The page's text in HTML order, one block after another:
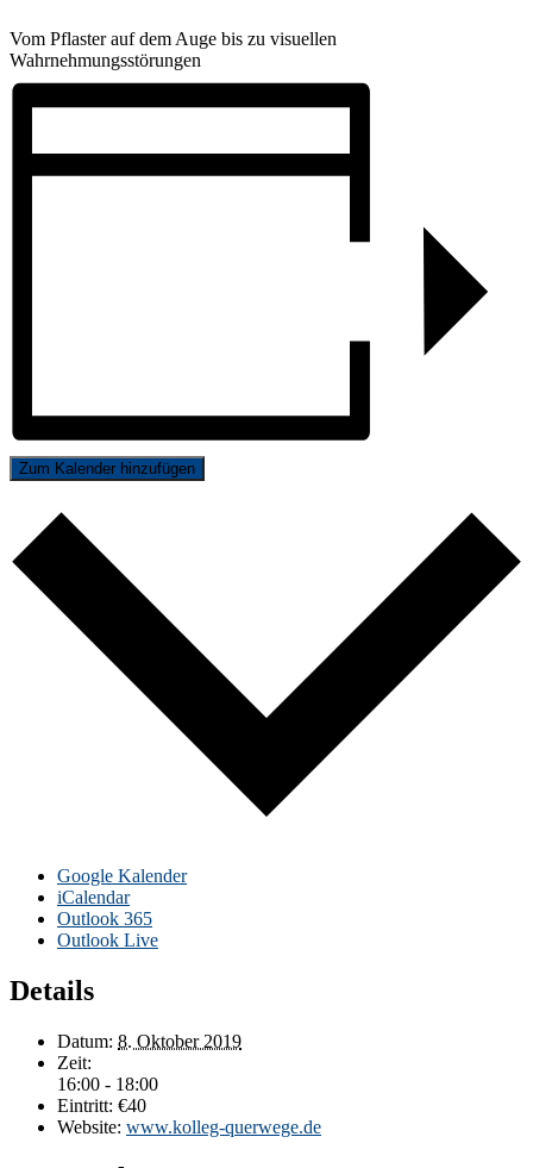
Vom Pflaster auf dem Auge bis zu visuellen
Wahrnehmungsstörungen
Zum Kalender hinzufügen
Google Kalender
iCalendar
Outlook 365
Outlook Live
Details
Datum: 8. Oktober 2019
Zeit:
16:00 - 18:00
Eintritt: €40
Website: www.kolleg-querwege.de